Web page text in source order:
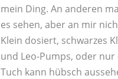
mein Ding. An anderen
es sehen, aber an mir
Klein dosiert, schwarzes
und Leo-Pumps, oder nur
Tuch kann hübsch